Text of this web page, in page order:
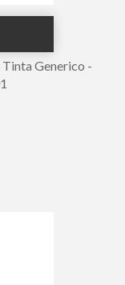
Generico -